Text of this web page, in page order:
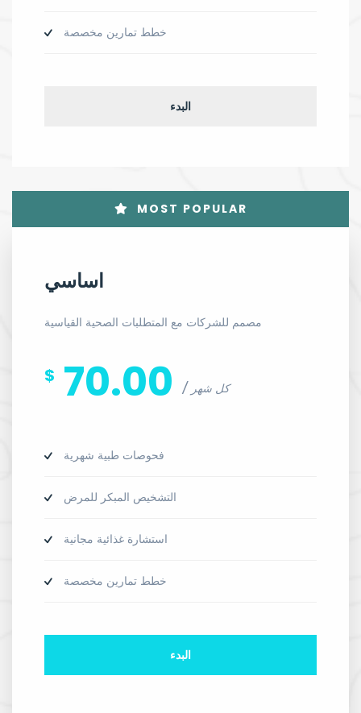
خطط تمارين مخصصة
البدء
MOST POPULAR
اساسي
مصمم للشركات مع المتطلبات الصحية القياسية
$ 70.00 كل شهر
فحوصات طبية شهرية
التشخيص المبكر للمرض
استشارة غذائية مجانية
خطط تمارين مخصصة
البدء